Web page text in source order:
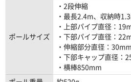
ポールサイズ
・2段伸縮
・最長2.4m、収納時
・上部パイプ直径：
・下部パイプ直径：
・伸縮部分直径：30mm
・下部キャップ直径：
・横棒850mm